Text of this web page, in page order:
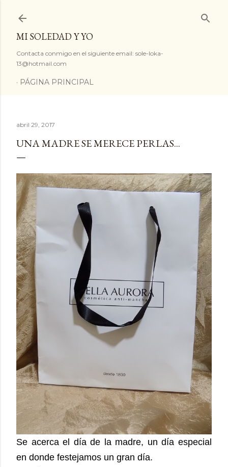
MI SOLEDAD Y YO
Contacta conmigo en el siguiente email: sole-loka-
13@hotmail.com
PÁGINA PRINCIPAL
abril 29, 2017
UNA MADRE SE MERECE PERLAS...
Se acerca el día de la madre, un día especial
en donde festejamos un gran día.